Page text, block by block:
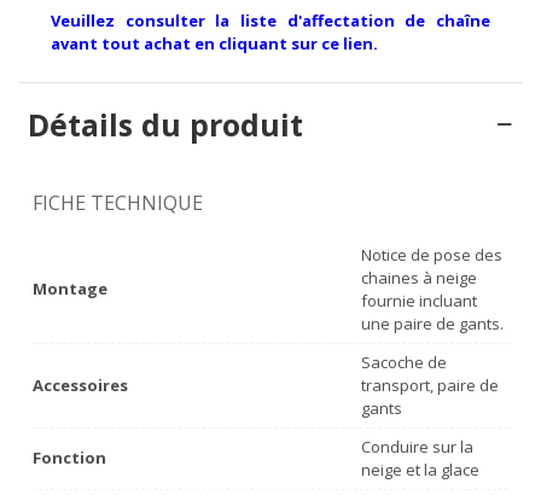
Veuillez consulter la liste d'affectation de chaîne
avant tout achat en cliquant sur ce lien.
Détails du produit
FICHE TECHNIQUE
Montage
Notice de pose des
chaines à neige
fournie incluant
une paire de gants.
Accessoires
Sacoche de
transport, paire de
gants
Fonction
Conduire sur la
neige et la glace